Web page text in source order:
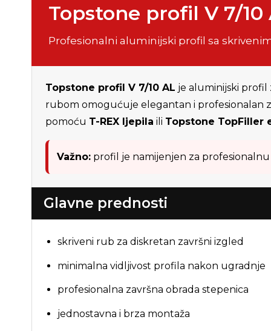
Topstone profil V 7/
Profesionalni aluminijski profil sa
Topstone profil V 7/10 AL je aluminijski profil
rubom omogućuje elegantan i profesionalan
pomoću T-REX ljepila ili Topstone TopFiller
Važno:profil je namijenjen za
Glavne prednosti
skriveni rub za diskretan završni izgled
minimalna vidljivost profila nakon ugradnje
profesionalna završna obrada stepenica
jednostavna i brza montaža